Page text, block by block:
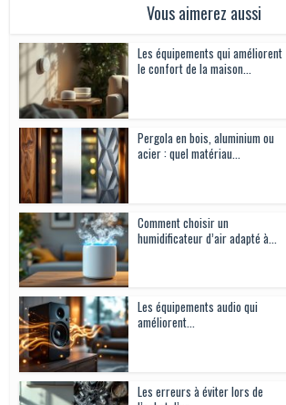
Vous aimerez aussi
Les équipements qui améliorent
le confort de la maison...
Pergola en bois, aluminium ou
acier : quel matériau...
Comment choisir un
humidificateur d’air adapté à...
Les équipements audio qui
améliorent...
Les erreurs à éviter lors de